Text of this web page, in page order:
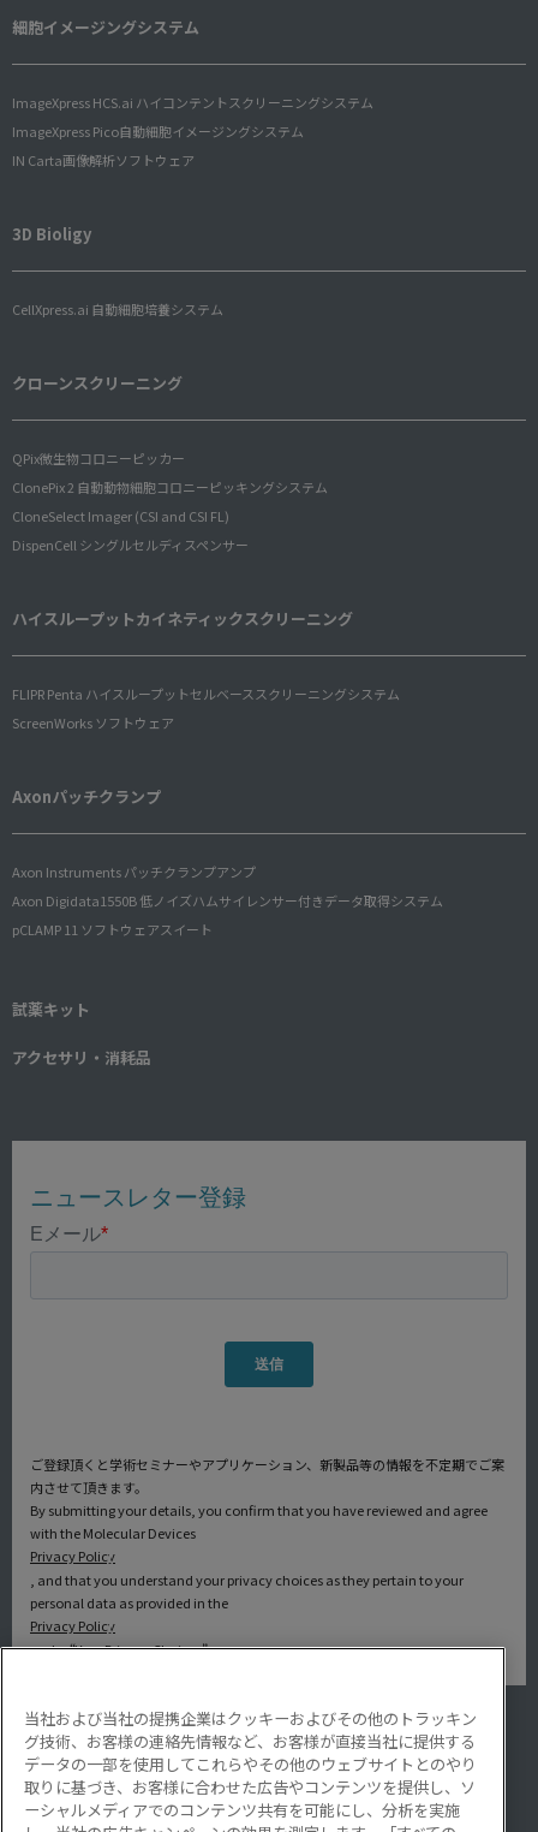
細胞イメージングシステム
ImageXpress HCS.ai ハイコンテントスクリーニングシステム
ImageXpress Pico自動細胞イメージングシステム
IN Carta画像解析ソフトウェア
3D Bioligy
CellXpress.ai 自動細胞培養システム
クローンスクリーニング
QPix微生物コロニーピッカー
ClonePix 2 自動動物細胞コロニーピッキングシステム
CloneSelect Imager (CSI and CSI FL)
DispenCell シングルセルディスペンサー
ハイスループットカイネティックスクリーニング
FLIPR Penta ハイスループットセルベーススクリーニングシステム
ScreenWorks ソフトウェア
Axonパッチクランプ
Axon Instruments パッチクランプアンプ
Axon Digidata1550B 低ノイズハムサイレンサー付きデータ取得システム
pCLAMP 11 ソフトウェアスイート
試薬キット
アクセサリ・消耗品
ご登録頂くと学術セミナーやアプリケーション、新製品等の情報を不定期でご案
内させて頂きます。
By submitting your details, you confirm that you have reviewed and agree
with the Molecular Devices
Privacy Policy
, and that you understand your privacy choices as they pertain to your
personal data as provided in the
Privacy Policy
under “Your Privacy Choices”.
アプリケーション
サービス・サポート
導入事例
Lab Note
アプリケーションノート
当社および当社の提携企業はクッキーおよびその他のトラッキン
グ技術、お客様の連絡先情報など、お客様が直接当社に提供する
データの一部を使用してこれらやその他のウェブサイトとのやり
取りに基づき、お客様に合わせた広告やコンテンツを提供し、ソ
ーシャルメディアでのコンテンツ共有を可能にし、分析を実施